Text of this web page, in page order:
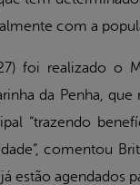
com a
foi realizado o
da Penha,
“trazendo
comentou
estão agendados